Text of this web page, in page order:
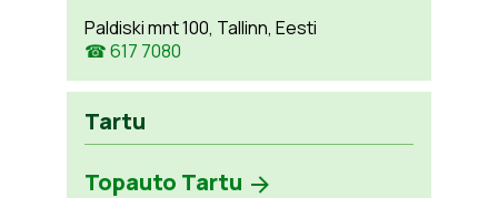
Paldiski mnt 100, Tallinn, Eesti
☎ 617 7080
Tartu
Topauto Tartu